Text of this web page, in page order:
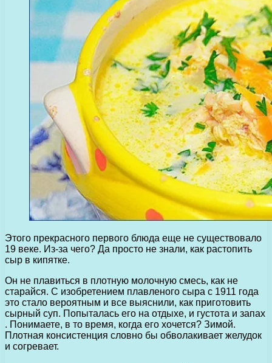
Этого прекрасного первого блюда еще не существовало
19 веке. Из-за чего? Да просто не знали, как растопить
сыр в кипятке.
Он не плавиться в плотную молочную смесь, как не
старайся. С изобретением плавленого сыра с 1911 года
это стало вероятным и все выяснили, как приготовить
сырный суп. Попыталась его на отдыхе, и густота и запах
. Понимаете, в то время, когда его хочется? Зимой.
Плотная консистенция словно бы обволакивает желудок
и согревает.